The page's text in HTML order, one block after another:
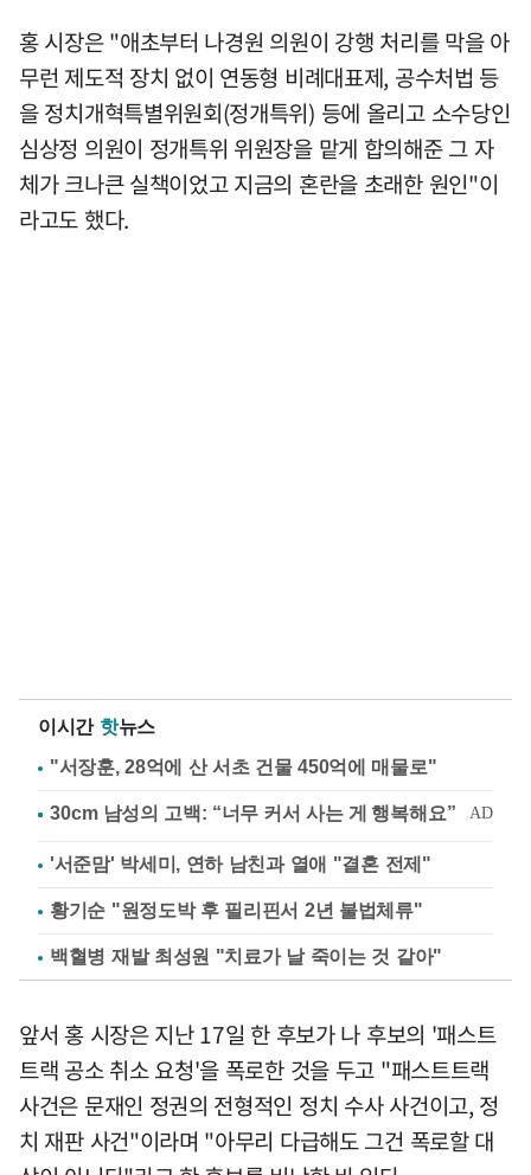
홍 시장은 "애초부터 나경원 의원이 강행 처리를 막을 아
무런 제도적 장치 없이 연동형 비례대표제, 공수처법 등
을 정치개혁특별위원회(정개특위) 등에 올리고 소수당인
심상정 의원이 정개특위 위원장을 맡게 합의해준 그 자
체가 크나큰 실책이었고 지금의 혼란을 초래한 원인"이
라고도 했다.
이시간 핫뉴스
"서장훈, 28억에 산 서초 건물 450억에 매물로"
'서준맘' 박세미, 연하 남친과 열애 "결혼 전제"
황기순 "원정도박 후 필리핀서 2년 불법체류"
백혈병 재발 최성원 "치료가 날 죽이는 것 같아"
앞서 홍 시장은 지난 17일 한 후보가 나 후보의 '패스트
트랙 공소 취소 요청'을 폭로한 것을 두고 "패스트트랙
사건은 문재인 정권의 전형적인 정치 수사 사건이고, 정
치 재판 사건"이라며 "아무리 다급해도 그건 폭로할 대